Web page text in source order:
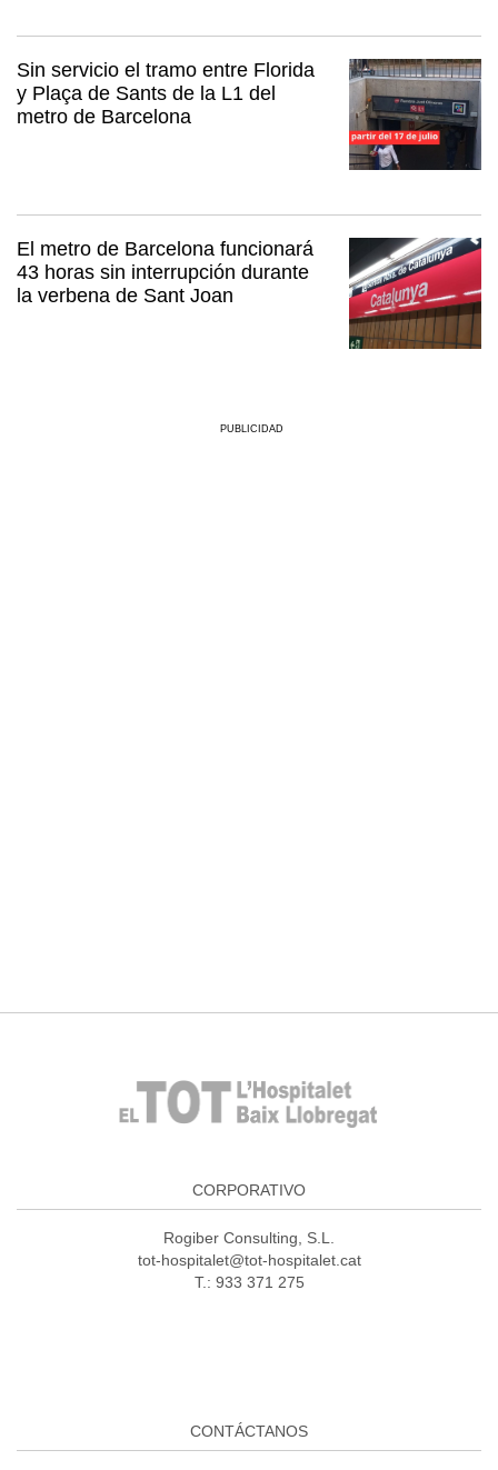
Sin servicio el tramo entre Florida
y Plaça de Sants de la L1 del
metro de Barcelona
El metro de Barcelona funcionará
43 horas sin interrupción durante
la verbena de Sant Joan
PUBLICIDAD
CORPORATIVO
Rogiber Consulting, S.L.
tot-hospitalet@tot-hospitalet.cat
T.: 933 371 275
CONTÁCTANOS